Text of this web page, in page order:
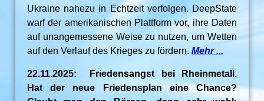
Ukraine nahezu in Echtzeit verfolgen. DeepState
warf der amerikanischen Plattform vor, ihre Daten
auf unangemessene Weise zu nutzen, um Wetten
auf den Verlauf des Krieges zu fördern. Mehr ...
22.11.2025: Friedensangst bei Rheinmetall.
Hat der neue Friedensplan eine Chance?